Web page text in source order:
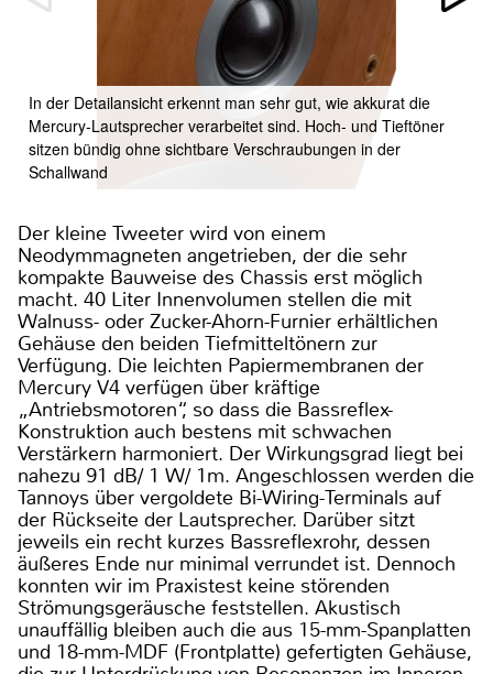
In der Detailansicht erkennt man sehr gut, wie akkurat die
Mercury-Lautsprecher verarbeitet sind. Hoch- und Tieftöner
sitzen bündig ohne sichtbare Verschraubungen in der
Schallwand
Der kleine Tweeter wird von einem
Neodymmagneten angetrieben, der die sehr
kompakte Bauweise des Chassis erst möglich
macht. 40 Liter Innenvolumen stellen die mit
Walnuss- oder Zucker-Ahorn-Furnier erhältlichen
Gehäuse den beiden Tiefmitteltönern zur
Verfügung. Die leichten Papiermembranen der
Mercury V4 verfügen über kräftige
„Antriebsmotoren“, so dass die Bassreflex-
Konstruktion auch bestens mit schwachen
Verstärkern harmoniert. Der Wirkungsgrad liegt bei
nahezu 91 dB/ 1 W/ 1m. Angeschlossen werden die
Tannoys über vergoldete Bi-Wiring-Terminals auf
der Rückseite der Lautsprecher. Darüber sitzt
jeweils ein recht kurzes Bassreflexrohr, dessen
äußeres Ende nur minimal verrundet ist. Dennoch
konnten wir im Praxistest keine störenden
Strömungsgeräusche feststellen. Akustisch
unauffällig bleiben auch die aus 15-mm-Spanplatten
und 18-mm-MDF (Frontplatte) gefertigten Gehäuse,